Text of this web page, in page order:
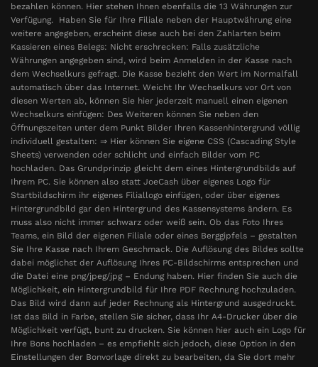
bezahlen können. Hier stehen Ihnen ebenfalls die 13 Währungen zur
Verfügung. Haben Sie für Ihre Filiale neben der Hauptwährung eine
weitere angegeben, erscheint diese auch bei den Zahlarten beim
Kassieren eines Belegs: Nicht erschrecken: Falls zusätzliche
Währungen angegeben sind, wird beim Anmelden in der Kasse nach
dem Wechselkurs gefragt. Die Kasse bezieht den Wert im Normalfall
automatisch über das Internet. Weicht Ihr Wechselkurs vor Ort von
diesen Werten ab, können Sie hier jederzeit manuell einen eigenen
Wechselkurs einfügen: Des Weiteren können Sie neben den
Öffnungszeiten unter dem Punkt Bilder Ihren Kassenhintergrund völlig
individuell gestalten: ⇒ Hier können Sie eigene CSS (Cascading Style
Sheets) verwenden oder schlicht und einfach Bilder vom PC
hochladen. Das Grundprinzip gleicht dem eines Hintergrundbilds auf
Ihrem PC. Sie können also statt JoeCash über eigenes Logo für
Startbildschirm ihr eigenes Filiallogo einfügen, oder über eigenes
Hintergrundbild gar den Hintergrund des Kassensystems ändern. Es
muss also nicht immer schwarz oder weiß sein. Ob das Foto Ihres
Teams, ein Bild der eigenen Filiale oder eines Berggipfels – gestalten
Sie Ihre Kasse nach Ihrem Geschmack. Die Auflösung des Bildes sollte
dabei möglichst der Auflösung Ihres PC-Bildschirms entsprechen und
die Datei eine png/jpeg/jpg – Endung haben. Hier finden Sie auch die
Möglichkeit, ein Hintergrundbild für Ihre PDF Rechnung hochzuladen.
Das Bild wird dann auf jeder Rechnung als Hintergrund ausgedruckt.
Ist das Bild in Farbe, stellen Sie sicher, dass Ihr A4-Drucker über die
Möglichkeit verfügt, bunt zu drucken. Sie können hier auch ein Logo für
Ihre Bons hochladen – es empfiehlt sich jedoch, diese Option in den
Einstellungen der Bonvorlage direkt zu bearbeiten, da Sie dort mehr